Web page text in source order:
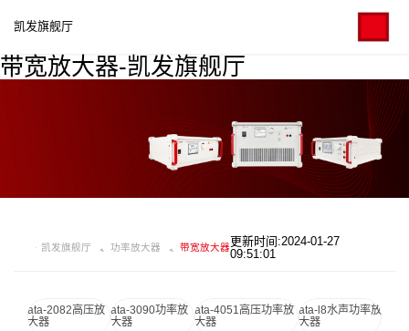
带宽放大器-凯发旗舰厅
凯发旗舰厅
凯发旗舰厅 功率放大器 带宽放大器更新时间:2024-01-27
09:51:01
ata-2082高压放
大器
ata-3090功率放
大器
ata-4051高压功率放
大器
ata-l8水声功率放
大器